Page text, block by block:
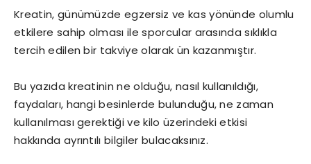
Kreatin, günümüzde egzersiz ve kas yönünde olumlu
etkilere sahip olması ile sporcular arasında sıklıkla
tercih edilen bir takviye olarak ün kazanmıştır.
Bu yazıda kreatinin ne olduğu, nasıl kullanıldığı,
faydaları, hangi besinlerde bulunduğu, ne zaman
kullanılması gerektiği ve kilo üzerindeki etkisi
hakkında ayrıntılı bilgiler bulacaksınız.